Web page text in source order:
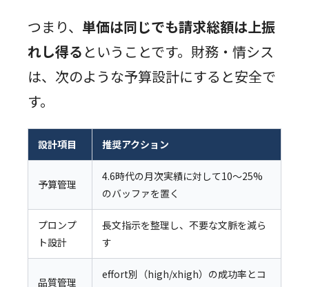
つまり、 単価は同じでも請求総額は上振
れし得る ということです。財務・情シス
は、次のような予算設計にすると安全で
す。
設計項目 推奨アクション
予算管理
4.6時代の月次実績に対して10〜25%
のバッファを置く
プロンプ
ト設計
長文指示を整理し、不要な文脈を減ら
す
品質管理
effort別（high/xhigh）の成功率とコ